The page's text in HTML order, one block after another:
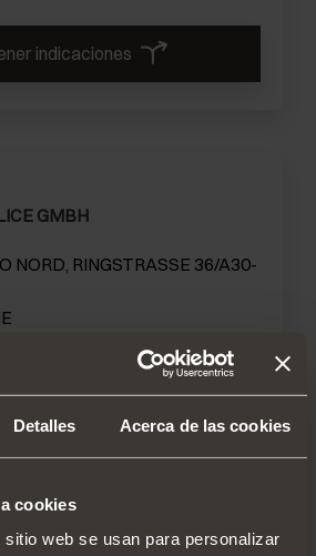
Detalles Acerca de las cookies
cookies
web se usan para personalizar
indicaciones
GMBH
NORD, RINGSTRASSE 36/A30-
indicaciones